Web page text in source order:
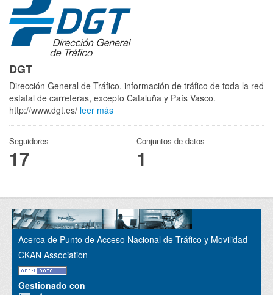
DGT
Dirección General de Tráfico, información de tráfico de toda la red
estatal de carreteras, excepto Cataluña y País Vasco.
http://www.dgt.es/ leer más
Seguidores
17
Conjuntos de datos
1
Acerca de Punto de Acceso Nacional de Tráfico y Movilidad
CKAN Association
Gestionado con